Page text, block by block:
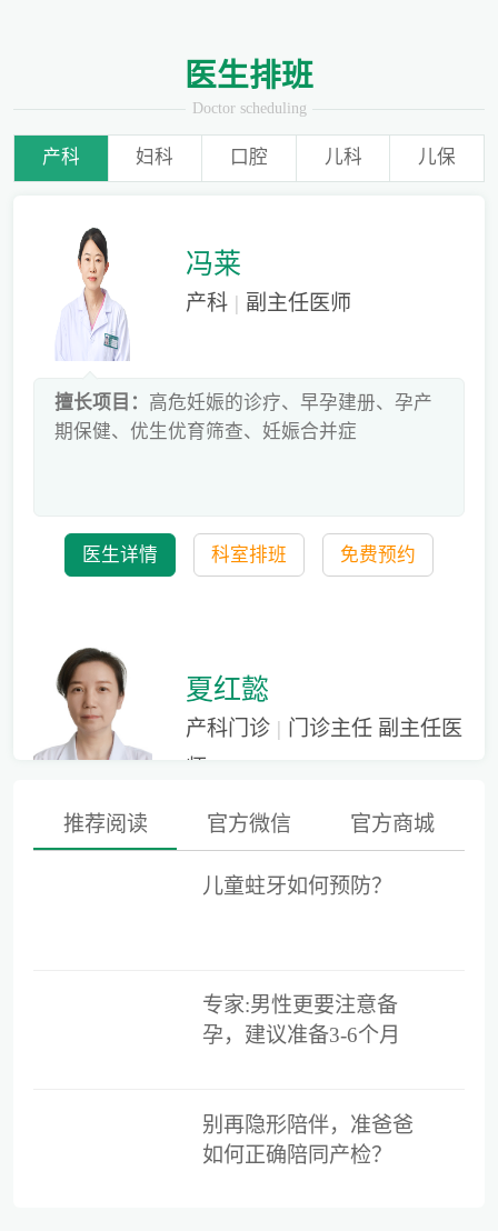
医生排班
Doctor scheduling
产科 妇科 口腔 儿科 儿保
冯莱
产科 | 副主任医师
擅长项目： 高危妊娠的诊疗、早孕建册、孕产
期保健、优生优育筛查、妊娠合并症
医生详情 科室排班 免费预约
夏红懿
产科门诊 | 门诊主任 副主任医
师
擅长项目： 擅长高危门诊诊疗工作，擅长产科
急危重症处理及手术操作，难产的识别及处
理，熟练掌握剖宫产、产钳、胎吸、臀位助
范舒凌
产科 | 副主任医师
李世梅
科主任 副主任医师
化诊治、宫腹腔镜手术、计划生育手术、人工
流产、上环取环、私密整形、妇科常见病多发
科室排班 免费预约
推荐阅读 官方微信 官方商城
儿童蛀牙如何预防？
专家:男性更要注意备
孕，建议准备3-6个月
别再隐形陪伴，准爸爸
如何正确陪同产检？